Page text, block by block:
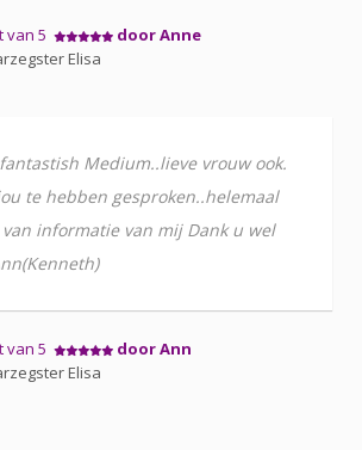
van 5
door Anne
Elisa
Medium..lieve vrouw ook.
te hebben gesproken..helemaal
informatie van mij Dank u wel
van 5
door Ann
Elisa